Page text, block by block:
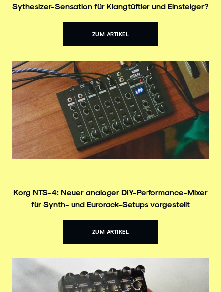
Sythesizer-Sensation für Klangtüftler und Einsteiger?
ZUM ARTIKEL
Korg NTS-4: Neuer analoger DIY-Performance-Mixer
für Synth- und Eurorack-Setups vorgestellt
ZUM ARTIKEL